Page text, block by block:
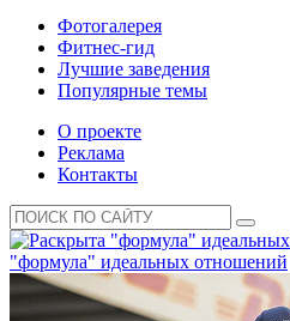
Фотогалерея
Фитнес-гид
Лучшие заведения
Популярные темы
О проекте
Реклама
Контакты
"формула" идеальных отношений